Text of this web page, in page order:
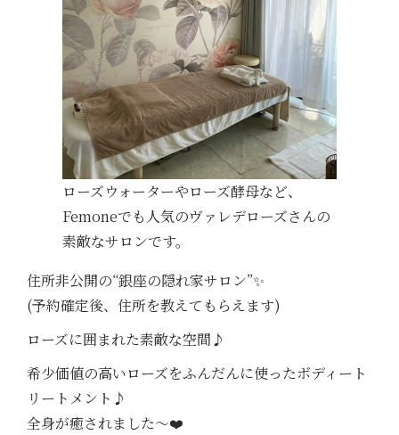
ローズウォーターやローズ酵母など、
Femoneでも人気のヴァレデローズさんの
素敵なサロンです。
住所非公開の“銀座の隠れ家サロン”✨
(予約確定後、住所を教えてもらえます)
ローズに囲まれた素敵な空間♪
希少価値の高いローズをふんだんに使ったボディート
リートメント♪
全身が癒されました〜❤️